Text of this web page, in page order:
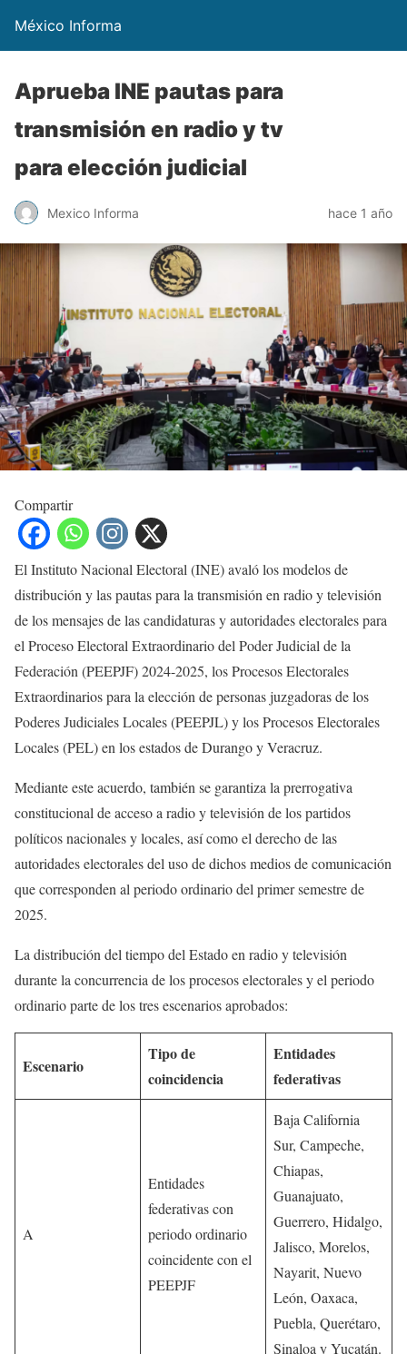
México Informa
Aprueba INE pautas para
transmisión en radio y tv
para elección judicial
Mexico Informa hace 1 año
Compartir
El Instituto Nacional Electoral (INE) avaló los modelos de
distribución y las pautas para la transmisión en radio y televisión
de los mensajes de las candidaturas y autoridades electorales para
el Proceso Electoral Extraordinario del Poder Judicial de la
Federación (PEEPJF) 2024-2025, los Procesos Electorales
Extraordinarios para la elección de personas juzgadoras de los
Poderes Judiciales Locales (PEEPJL) y los Procesos Electorales
Locales (PEL) en los estados de Durango y Veracruz.
Mediante este acuerdo, también se garantiza la prerrogativa
constitucional de acceso a radio y televisión de los partidos
políticos nacionales y locales, así como el derecho de las
autoridades electorales del uso de dichos medios de comunicación
que corresponden al periodo ordinario del primer semestre de
2025.
La distribución del tiempo del Estado en radio y televisión
durante la concurrencia de los procesos electorales y el periodo
ordinario parte de los tres escenarios aprobados:
Escenario
Tipo de
coincidencia
Entidades
federativas
A
Entidades
federativas con
periodo ordinario
coincidente con el
PEEPJF
Baja California
Sur, Campeche,
Chiapas,
Guanajuato,
Guerrero, Hidalgo,
Jalisco, Morelos,
Nayarit, Nuevo
León, Oaxaca,
Puebla, Querétaro,
Sinaloa y Yucatán.